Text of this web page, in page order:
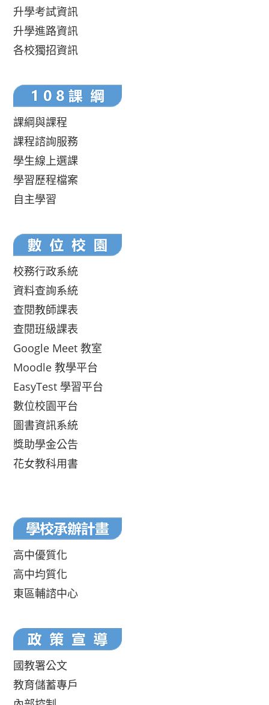
升學考試資訊
升學進路資訊
各校獨招資訊
課綱與課程
課程諮詢服務
學生線上選課
學習歷程檔案
自主學習
校務行政系統
資料查詢系統
查閱教師課表
查閱班級課表
Google Meet 教室
Moodle 教學平台
EasyTest 學習平台
數位校園平台
圖書資訊系統
獎助學金公告
花女教科用書
高中優質化
高中均質化
東區輔諮中心
國教署公文
教育儲蓄專戶